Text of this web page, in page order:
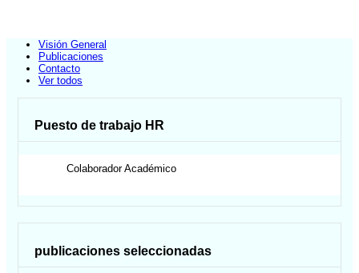
Visión General
Publicaciones
Contacto
Ver todos
Puesto de trabajo HR
Colaborador Académico
publicaciones seleccionadas